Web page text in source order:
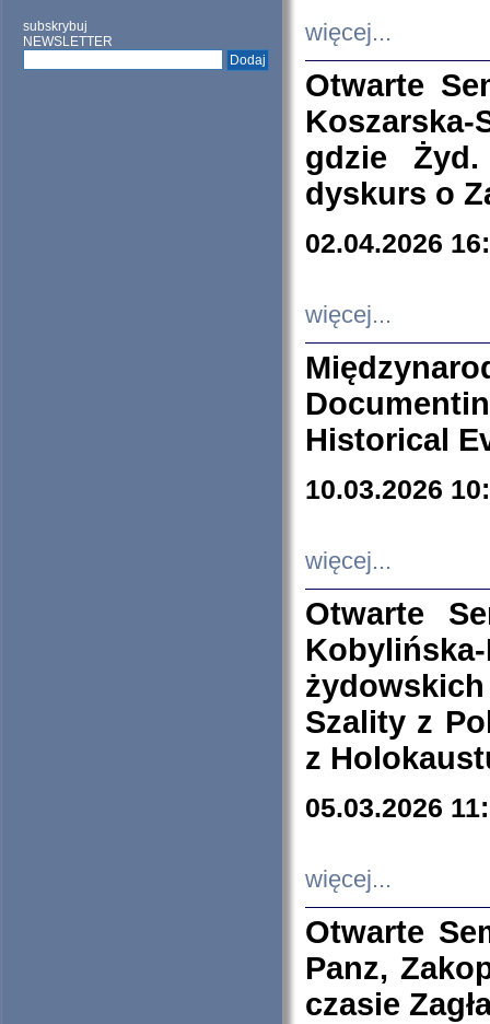
subskrybuj
NEWSLETTER
więcej...
Otwarte
Koszarska-
gdzie
dyskurs o
02.04.2026
więcej...
Historical
10.03.2026
więcej...
Otwarte
Szality z
z
05.03.2026
więcej...
Otwarte
Panz,
czasie